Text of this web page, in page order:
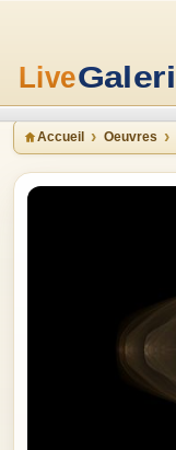
Accueil Oeuvres